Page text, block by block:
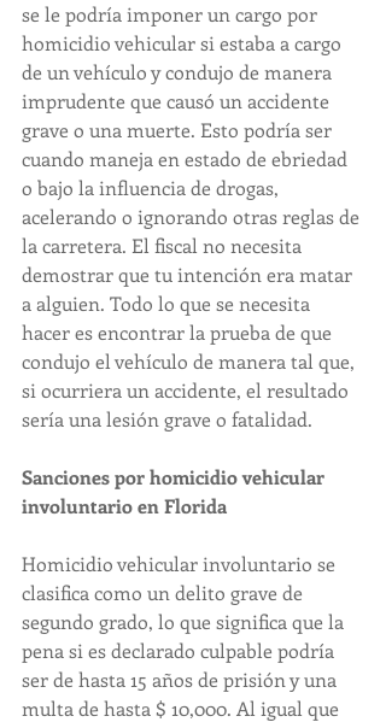
se le podría imponer un cargo por
homicidio vehicular si estaba a cargo
de un vehículo y condujo de manera
imprudente que causó un accidente
grave o una muerte. Esto podría ser
cuando maneja en estado de ebriedad
o bajo la influencia de drogas,
acelerando o ignorando otras reglas de
la carretera. El fiscal no necesita
demostrar que tu intención era matar
a alguien. Todo lo que se necesita
hacer es encontrar la prueba de que
condujo el vehículo de manera tal que,
si ocurriera un accidente, el resultado
sería una lesión grave o fatalidad.
Sanciones por homicidio vehicular
involuntario en Florida
Homicidio vehicular involuntario se
clasifica como un delito grave de
segundo grado, lo que significa que la
pena si es declarado culpable podría
ser de hasta 15 años de prisión y una
multa de hasta $ 10,000. Al igual que